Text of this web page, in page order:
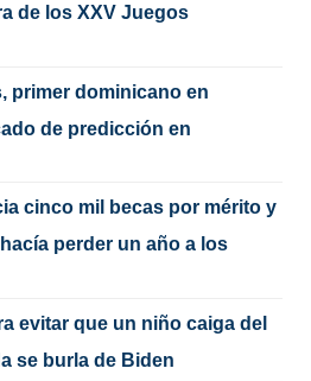
de los XXV Juegos
primer dominicano en
de predicción en
cinco mil becas por mérito y
perder un año a los
evitar que un niño caiga del
se burla de Biden